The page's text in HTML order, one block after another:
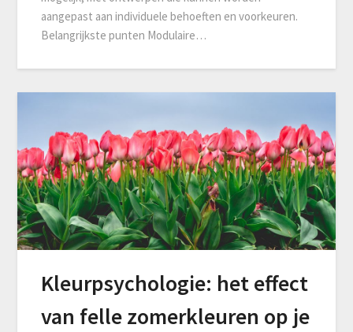
aangepast aan individuele behoeften en voorkeuren.
Belangrijkste punten Modulaire…
Kleurpsychologie: het effect
van felle zomerkleuren op je